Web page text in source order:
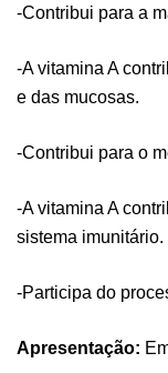
-Contribui para a
-A vitamina A
e das mucosas.
-Contribui para o
-A vitamina A
sistema imunitário.
-Participa do
Apresentação: